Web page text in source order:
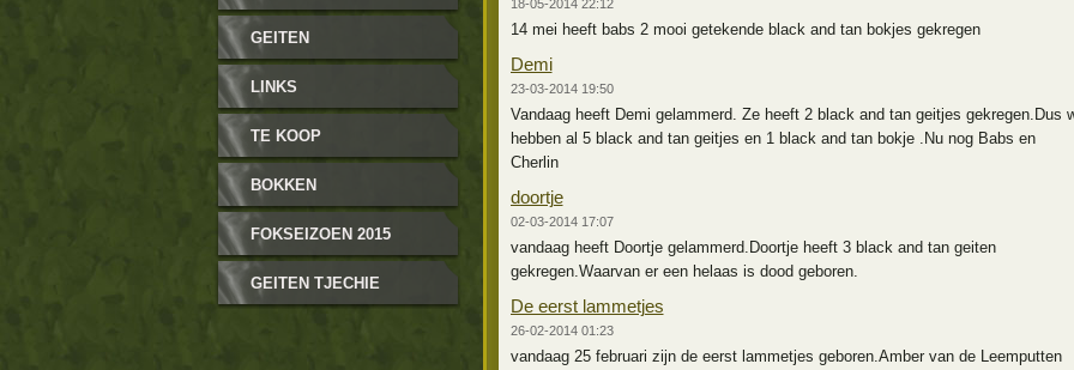
18-05-2014 22:12
14 mei heeft babs 2 mooi getekende black and tan bokjes gekregen
Demi
23-03-2014 19:50
Vandaag heeft Demi gelammerd. Ze heeft 2 black and tan geitjes gekregen.Dus
hebben al 5 black and tan geitjes en 1 black and tan bokje .Nu nog Babs en
Cherlin
doortje
02-03-2014 17:07
vandaag heeft Doortje gelammerd.Doortje heeft 3 black and tan geiten
gekregen.Waarvan er een helaas is dood geboren.
De eerst lammetjes
26-02-2014 01:23
vandaag 25 februari zijn de eerst lammetjes geboren.Amber van de Leemputten
GEITEN
LINKS
TE KOOP
BOKKEN
FOKSEIZOEN 2015
GEITEN TJECHIE